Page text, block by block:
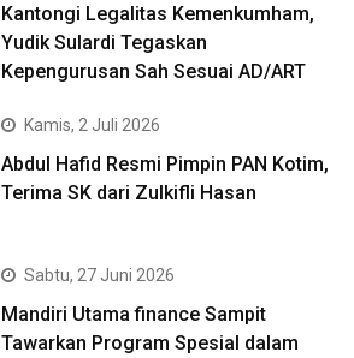
Kantongi Legalitas Kemenkumham,
Yudik Sulardi Tegaskan
Kepengurusan Sah Sesuai AD/ART
Kamis, 2 Juli 2026
Abdul Hafid Resmi Pimpin PAN Kotim,
Terima SK dari Zulkifli Hasan
Sabtu, 27 Juni 2026
Mandiri Utama finance Sampit
Tawarkan Program Spesial dalam